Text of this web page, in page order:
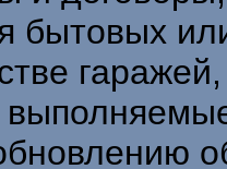
бытовых